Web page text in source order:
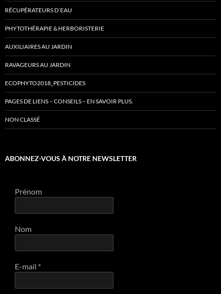
RÉCUPÉRATEURS D’EAU
PHYTOTHÉRAPIE & HERBORISTERIE
AUXILIAIRES AU JARDIN
RAVAGEURS AU JARDIN
ECOPHYTO2018_PESTICIDES
PAGES DE LIENS – CONSEILS – EN SAVOIR PLUS.
NON CLASSÉ
ABONNEZ-VOUS À NOTRE NEWSLETTER
Prénom
Nom
E-mail *